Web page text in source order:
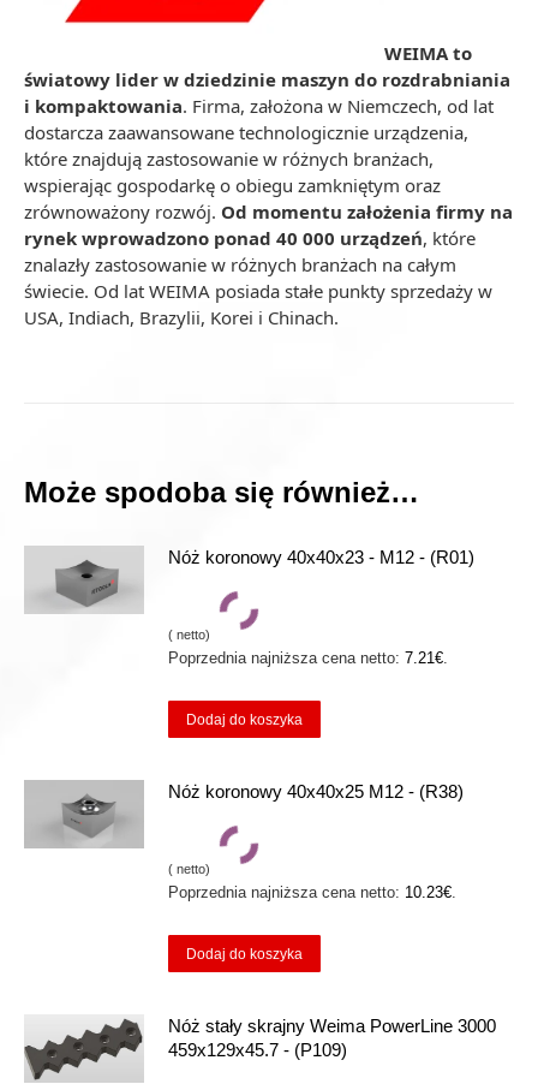
WEIMA to
światowy lider w dziedzinie maszyn do rozdrabniania
i kompaktowania. Firma, założona w Niemczech, od lat
dostarcza zaawansowane technologicznie urządzenia,
które znajdują zastosowanie w różnych branżach,
wspierając gospodarkę o obiegu zamkniętym oraz
zrównoważony rozwój. Od momentu założenia firmy na
rynek wprowadzono ponad 40 000 urządzeń, które
znalazły zastosowanie w różnych branżach na całym
świecie. Od lat WEIMA posiada stałe punkty sprzedaży w
USA, Indiach, Brazylii, Korei i Chinach.
Może spodoba się również…
Nóż koronowy 40x40x23 - M12 - (R01)
( netto)
Poprzednia najniższa cena netto: 7.21€.
Dodaj do koszyka
Nóż koronowy 40x40x25 M12 - (R38)
( netto)
Poprzednia najniższa cena netto: 10.23€.
Dodaj do koszyka
Nóż stały skrajny Weima PowerLine 3000
459x129x45.7 - (P109)